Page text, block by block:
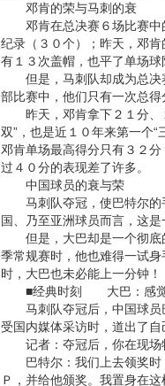
邓肯的荣与马刺的衰
邓肯在总决赛６场比赛中
纪录（３０个）；昨天，邓
有１３次盖帽，也平了单场球
但是，马刺队却成为总决
部比赛中，他们只有一次总得
昨天，邓肯拿下２１分、
双”，也是近１０年来第一个“
邓肯单场最高得分只有３２
过４０分的表现差了许多。
中国球员的衰与荣
马刺队夺冠，使巴特尔的
国、乃至亚洲球员而言，这是
但是，大巴却是一个彻底
季常规赛时，他也难得一试
时，大巴也未必能上一分钟
■经典时刻 大巴：感觉
马刺队夺冠后，中国球员
受国内媒体采访时，道出了
记者：夺冠后，你在现场
巴特尔：我们上去领奖时
Ｐ，并给他颁奖。我置身在